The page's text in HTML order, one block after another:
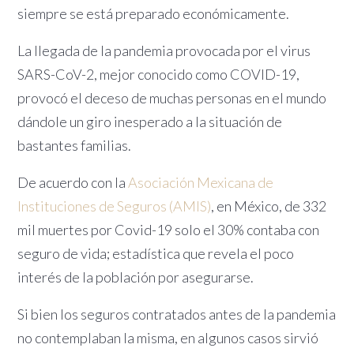
siempre se está preparado económicamente.
La llegada de la pandemia provocada por el virus
SARS-CoV-2, mejor conocido como COVID-19,
provocó el deceso de muchas personas en el mundo
dándole un giro inesperado a la situación de
bastantes familias.
De acuerdo con laAsociación Mexicana de
Instituciones de Seguros (AMIS), en México, de 332
mil muertes por Covid-19 solo el 30% contaba con
seguro de vida; estadística que revela el poco
interés de la población por asegurarse.
Si bien los seguros contratados antes de la pandemia
no contemplaban la misma, en algunos casos sirvió